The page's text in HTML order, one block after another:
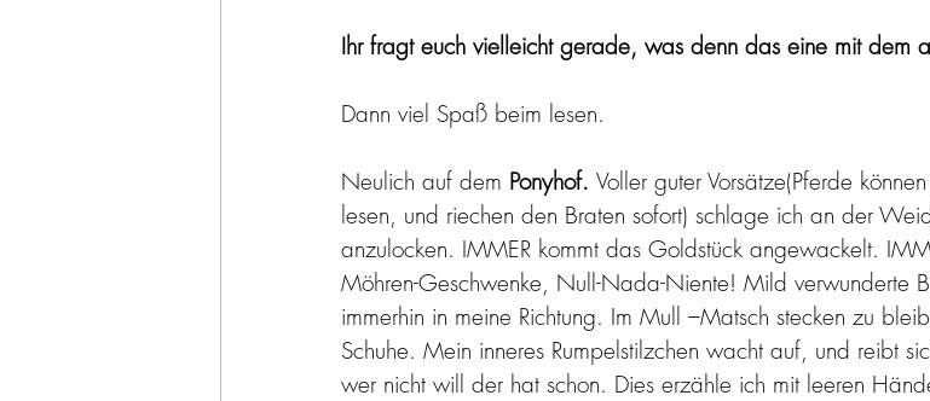
Ihr fragt euch vielleicht gerade, was denn das eine mit dem
Dann viel Spaß beim lesen.
Neulich auf dem Ponyhof. Voller guter Vorsätze(Pferde
lesen, und riechen den Braten sofort) schlage ich an der
anzulocken. IMMER kommt das Goldstück angewackelt.
Möhren-Geschwenke, Null-Nada-Niente! Mild verwunderte
immerhin in meine Richtung. Im Mull –Matsch stecken zu
Schuhe. Mein inneres Rumpelstilzchen wacht auf, und reibt
wer nicht will der hat schon. Dies erzähle ich mit leeren